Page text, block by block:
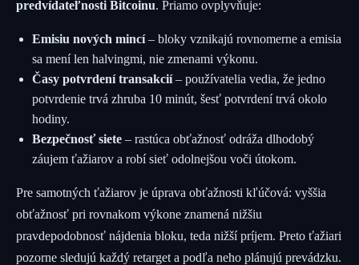
predvídateľnosti Bitcoinu. Priamo ovplyvňuje:
Emisiu nových mincí– bloky vznikajú rovnomerne a emisia
sa mení len halvingmi, nie zmenami výkonu.
Časy potvrdení transakcií– používatelia vedia, že jedno
potvrdenie trvá zhruba 10 minút, šesť potvrdení trvá okolo
hodiny.
Bezpečnosť siete – rastúca obťažnosť odráža dlhodobý
záujem ťažiarov a robí sieť odolnejšou voči útokom.
Pre samotných ťažiarov je úprava obťažnosti kľúčová: vyššia
obťažnosť pri rovnakom výkone znamená nižšiu
pravdepodobnosť nájdenia bloku, teda nižší príjem. Preto ťažiari
pozorne sledujú každý retarget a podľa neho plánujú prevádzku.